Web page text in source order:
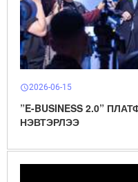
schedule2026-06-15
”E-BUSINESS 2.0”
НЭВТЭРЛЭЭ